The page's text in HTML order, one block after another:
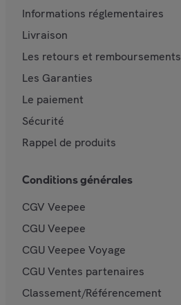
Informations réglementaires
Livraison
Les retours et remboursements
Les Garanties
Le paiement
Sécurité
Rappel de produits
Conditions générales
CGV Veepee
CGU Veepee
CGU Veepee Voyage
CGU Ventes partenaires
Classement/Référencement